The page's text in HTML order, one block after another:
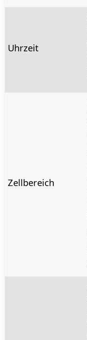
Uhrzeit
Zellbereich